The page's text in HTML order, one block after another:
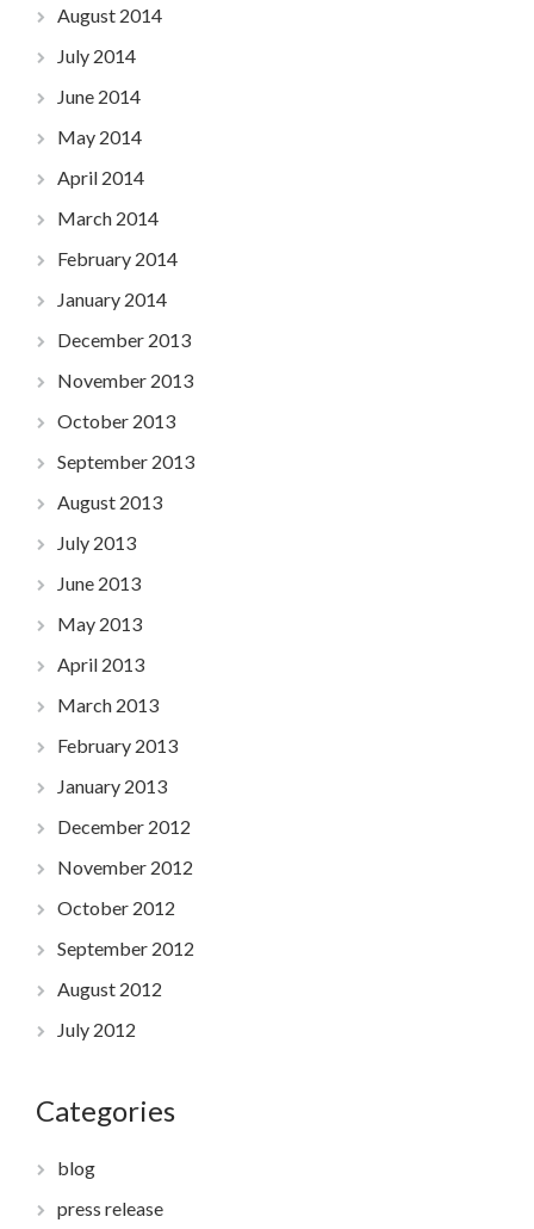
August 2014
July 2014
June 2014
May 2014
April 2014
March 2014
February 2014
January 2014
December 2013
November 2013
October 2013
September 2013
August 2013
July 2013
June 2013
May 2013
April 2013
March 2013
February 2013
January 2013
December 2012
November 2012
October 2012
September 2012
August 2012
July 2012
Categories
blog
press release